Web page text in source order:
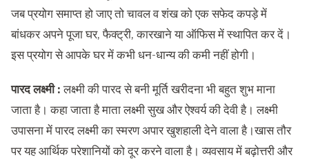
जब प्रयोग समाप्त हो जाए तो चावल व शंख को एक सफेद कपड़े में
बांधकर अपने पूजा घर, फैक्ट्री, कारखाने या ऑफिस में स्थापित कर दें।
इस प्रयोग से आपके घर में कभी धन-धान्य की कमी नहीं होगी।
पारद लक्ष्मी :लक्ष्मी की पारद से बनी मूर्ति खरीदना भी बहुत शुभ माना
जाता है। कहा जाता है माता लक्ष्मी सुख और ऐश्वर्य की देवी है। लक्ष्मी
उपासना में पारद लक्ष्मी का स्मरण अपार खुशहाली देने वाला है।खास तौर
पर यह आर्थिक परेशानियों को दूर करने वाला है। व्यवसाय में बढ़ोत्तरी और